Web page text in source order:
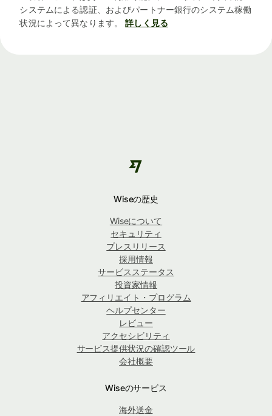
システムによる認証、およびパートナー銀行のシステム稼働
状況によって異なります。
詳しく見る
Wiseの歴史
Wiseについて
セキュリティ
プレスリリース
採用情報
サービスステータス
投資家情報
アフィリエイト・プログラム
ヘルプセンター
レビュー
アクセシビリティ
サービス提供状況の確認ツール
会社概要
Wiseのサービス
海外送金